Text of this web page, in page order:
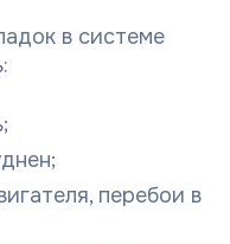
в системе
перебои в